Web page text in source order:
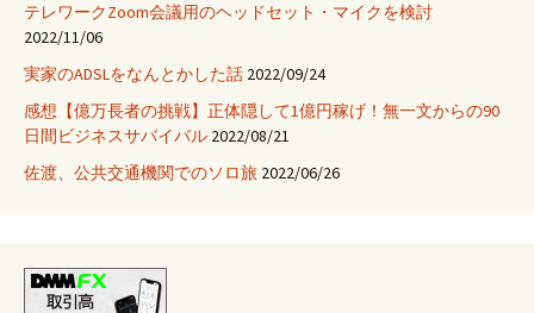
（入
書
編）
テレワークZoom会議用のヘッドセット・マイクを検討
2022/11/06
実家のADSLをなんとかした話 2022/09/24
感想【億万長者の挑戦】正体隠して1億円稼げ！無一文からの90
日間ビジネスサバイバル 2022/08/21
佐渡、公共交通機関でのソロ旅 2022/06/26